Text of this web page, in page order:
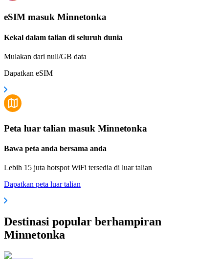
eSIM masuk Minnetonka
Kekal dalam talian di seluruh dunia
Mulakan dari null/GB data
Dapatkan eSIM
Peta luar talian masuk Minnetonka
Bawa peta anda bersama anda
Lebih 15 juta hotspot WiFi tersedia di luar talian
Dapatkan peta luar talian
Destinasi popular berhampiran
Minnetonka